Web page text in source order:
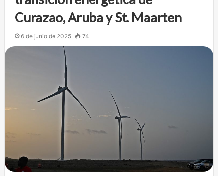
Curazao, Aruba y St. Maarten
6 de junio de 2025 74